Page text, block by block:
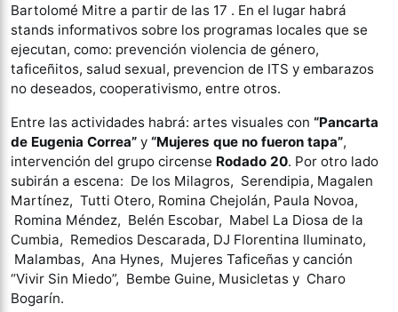
Bartolomé Mitre a partir de las 17 . En el lugar habrá
stands informativos sobre los programas locales que se
ejecutan, como: prevención violencia de género,
taficeñitos, salud sexual, prevencion de ITS y embarazos
no deseados, cooperativismo, entre otros.
Entre las actividades habrá: artes visuales con “Pancarta
de Eugenia Correa” y “Mujeres que no fueron tapa”,
intervención del grupo circense Rodado 20. Por otro lado
subirán a escena: De los Milagros, Serendipia, Magalen
Martínez, Tutti Otero, Romina Chejolán, Paula Novoa,
Romina Méndez, Belén Escobar, Mabel La Diosa de la
Cumbia, Remedios Descarada, DJ Florentina Iluminato,
Malambas, Ana Hynes, Mujeres Taficeñas y canción
“Vivir Sin Miedo”, Bembe Guine, Musicletas y Charo
Bogarín.